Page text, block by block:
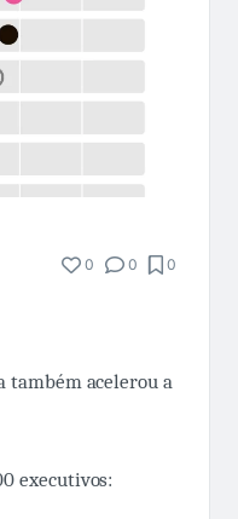
0 0 0
também acelerou a
executivos: